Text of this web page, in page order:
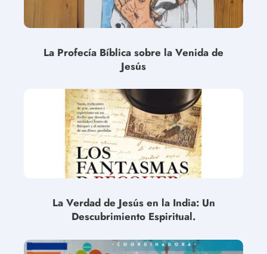
La Profecía Bíblica sobre la Venida de
Jesús
La Verdad de Jesús en la India: Un
Descubrimiento Espiritual.